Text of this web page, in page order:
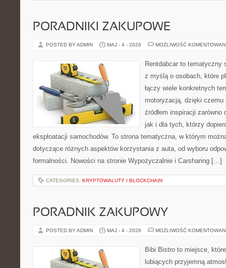
PORADNIKI ZAKUPOWE
POSTED BY ADMIN MAJ - 4 - 2026 MOŻLIWOŚĆ
Rentdabcar to tematyczny
z myślą o osobach, które
łączy wiele konkretnych
motoryzacją, dzięki
źródłem inspiracji zarówno
jak i dla tych, którzy
eksploatacji samochodów. To strona tematyczna, w którym
dotyczące różnych aspektów korzystania z auta, od wyboru
formalności. Nowości na stronie Wypożyczalnie i Carsharing […]
CATEGORIES: KRYPTOWALUTY I BLOCKCHAIN
PORADNIK ZAKUPOWY
POSTED BY ADMIN MAJ - 4 - 2026 MOŻLIWOŚĆ
Bibi Bistro to miejsce,
lubiących przyjemną